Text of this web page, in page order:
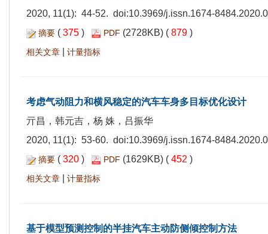
2020, 11(1): 44-52. doi:10.3969/j.issn.1674-
摘要 ( 375 ) PDF (2728KB) ( 879 )
相关文章 计量指标
考虑气动阻力和横风稳定的汽车车身多目标优化设计
亓昌，韩元吉，杨 姝，吕振华
2020, 11(1): 53-60. doi:10.3969/j.issn.1674-
摘要 ( 320 ) PDF (1629KB) ( 452 )
相关文章 计量指标
基于模型预测控制的半挂汽车主动防侧倾控制方法